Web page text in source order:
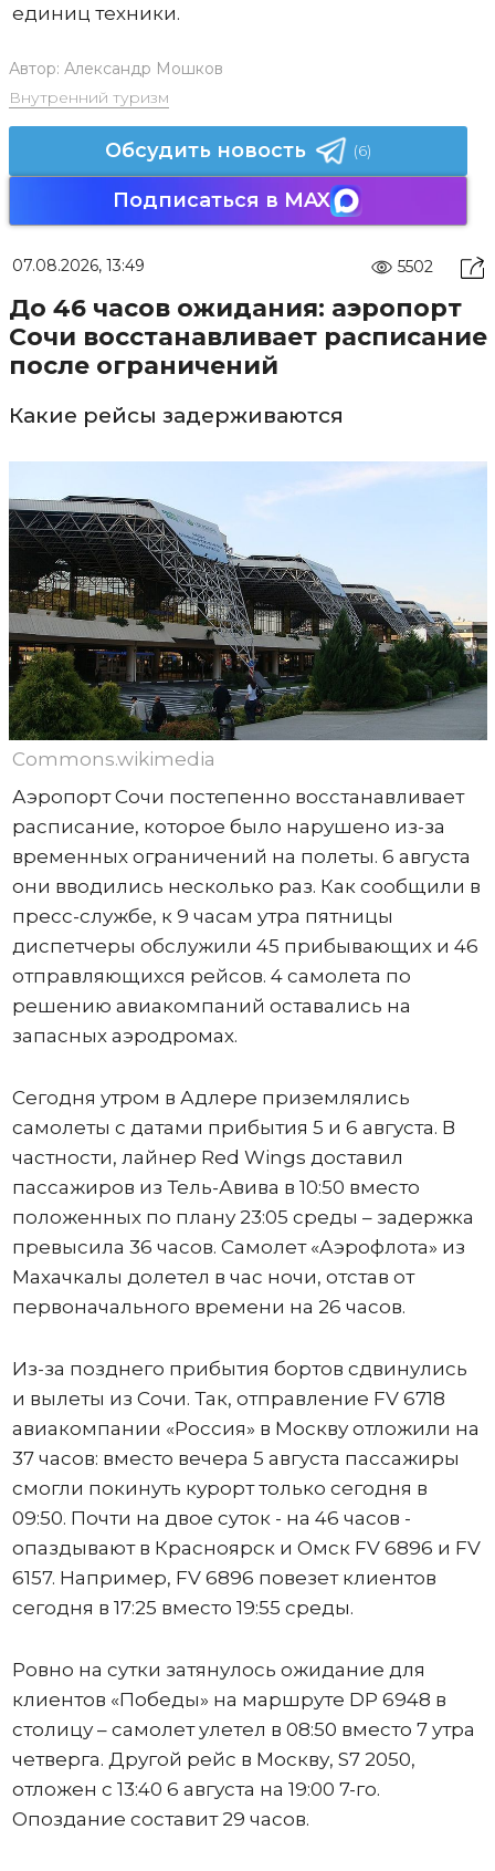
единиц техники.
Автор: Александр Мошков
Внутренний туризм
Обсудить новость (6)
Подписаться в MAX
07.08.2026, 13:49 5502
До 46 часов ожидания: аэропорт
Сочи восстанавливает расписание
после ограничений
Какие рейсы задерживаются
Commons.wikimedia
Аэропорт Сочи постепенно восстанавливает
расписание, которое было нарушено из-за
временных ограничений на полеты. 6 августа
они вводились несколько раз. Как сообщили в
пресс-службе, к 9 часам утра пятницы
диспетчеры обслужили 45 прибывающих и 46
отправляющихся рейсов. 4 самолета по
решению авиакомпаний оставались на
запасных аэродромах.
Сегодня утром в Адлере приземлялись
самолеты с датами прибытия 5 и 6 августа. В
частности, лайнер Red Wings доставил
пассажиров из Тель-Авива в 10:50 вместо
положенных по плану 23:05 среды – задержка
превысила 36 часов. Самолет «Аэрофлота» из
Махачкалы долетел в час ночи, отстав от
первоначального времени на 26 часов.
Из-за позднего прибытия бортов сдвинулись
и вылеты из Сочи. Так, отправление FV 6718
авиакомпании «Россия» в Москву отложили на
37 часов: вместо вечера 5 августа пассажиры
смогли покинуть курорт только сегодня в
09:50. Почти на двое суток - на 46 часов -
опаздывают в Красноярск и Омск FV 6896 и FV
6157. Например, FV 6896 повезет клиентов
сегодня в 17:25 вместо 19:55 среды.
Ровно на сутки затянулось ожидание для
клиентов «Победы» на маршруте DP 6948 в
столицу – самолет улетел в 08:50 вместо 7 утра
четверга. Другой рейс в Москву, S7 2050,
отложен с 13:40 6 августа на 19:00 7-го.
Опоздание составит 29 часов.